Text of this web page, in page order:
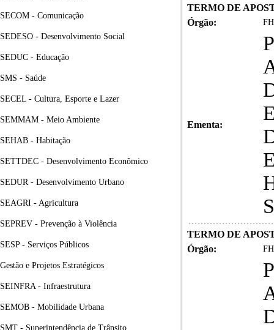
SECOM - Comunicação
SEDESO - Desenvolvimento Social
SEDUC - Educação
SMS - Saúde
SECEL - Cultura, Esporte e Lazer
SEMMAM - Meio Ambiente
SEHAB - Habitação
SETTDEC - Desenvolvimento Econômico
SEDUR - Desenvolvimento Urbano
SEAGRI - Agricultura
SEPREV - Prevenção à Violência
SESP - Serviços Públicos
Gestão e Projetos Estratégicos
SEINFRA - Infraestrutura
SEMOB - Mobilidade Urbana
SMT - Superintendência de Trânsito
TERMO DE
Órgão:
Ementa:
TERMO DE
Órgão: